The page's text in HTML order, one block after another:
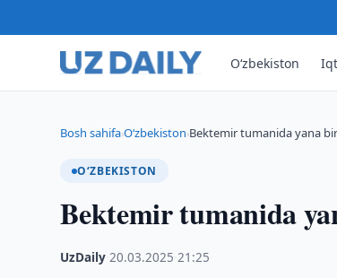
O‘zbekiston
Bosh sahifa›O‘zbekiston›Bektemir tumanida yana
O‘ZBEKISTON
Bektemir tumanida
UzDaily ·20.03.2025 ·21:25